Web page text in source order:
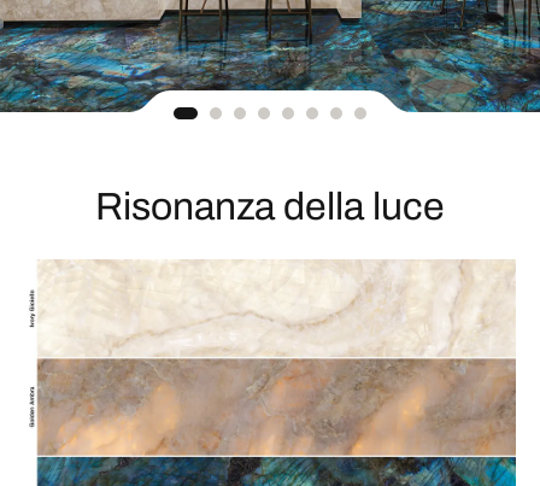
Risonanza della luce